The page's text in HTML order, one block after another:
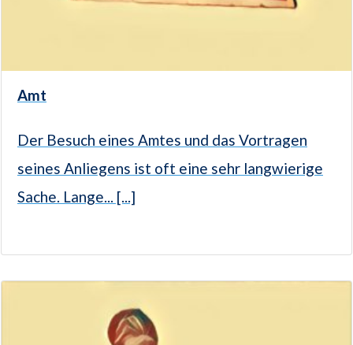
Amt
Der Besuch eines Amtes und das Vortragen
seines Anliegens ist oft eine sehr langwierige
Sache. Lange... [...]